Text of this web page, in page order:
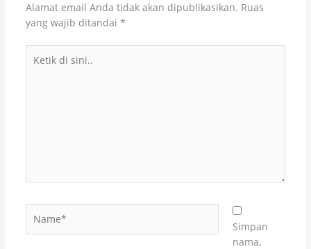
Alamat email Anda tidak akan dipublikasikan. Ruas
yang wajib ditandai *
Simpan
nama,